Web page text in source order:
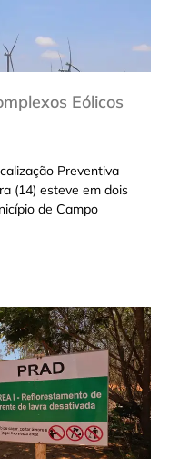
Eólicos
Preventiva
(14) esteve em dois
de Campo